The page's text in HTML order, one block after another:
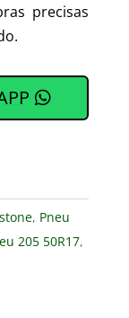
precisas
, Pneu
205 50R17,